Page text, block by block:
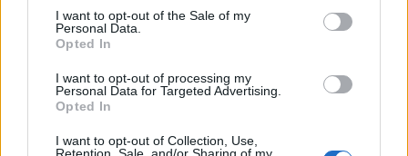
I want to opt-out of the Sale of my
Personal Data.
Opted In
I want to opt-out of processing my
Personal Data for Targeted Advertising.
Opted In
I want to opt-out of Collection, Use,
november 2023
august 2023
júl 2023